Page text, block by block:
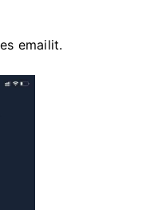
emailit.